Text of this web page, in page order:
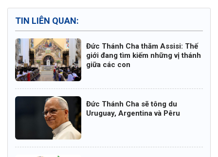
TIN LIÊN QUAN:
Đức Thánh Cha thăm Assisi: Thế
giới đang tìm kiếm những vị thánh
giữa các con
Đức Thánh Cha sẽ tông du
Uruguay, Argentina và Pêru